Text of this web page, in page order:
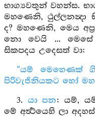
භාග්‍යවතුන් වහන්ස.
මහණෙනි,
ද? මහණෙනි, මෙය
නො වෙයි ...
සිකපදය උදෙසත් වා:
“යම් මෙහෙණක්
පිරිවැජිනියකට හෝ
3. යා පන: යම්,
මේ අර්‍ත්‍ථයෙහි ලා